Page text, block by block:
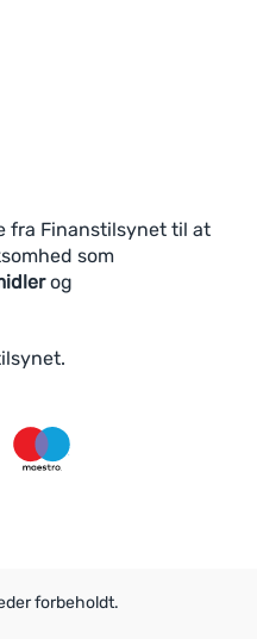
fra Finanstilsynet til at
som
og
forbeholdt.